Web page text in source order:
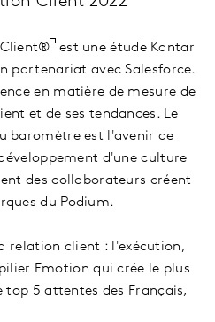
Client® est une étude Kantar
partenariat avec Salesforce.
en matière de mesure de
et de ses tendances. Le
baromètre est l'avenir de
d'une culture
des collaborateurs créent
du Podium.
relation client : l'exécution,
Emotion qui crée le plus
5 attentes des Français,